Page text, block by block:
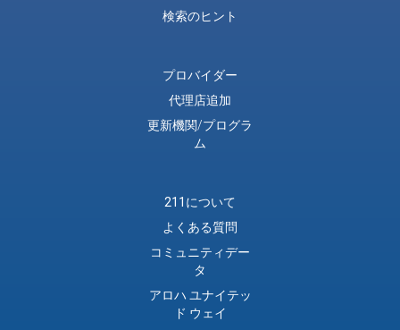
検索のヒント
プロバイダー
代理店追加
更新機関/プログラ
ム
211について
よくある質問
コミュニティデー
タ
アロハ ユナイテッ
ド ウェイ